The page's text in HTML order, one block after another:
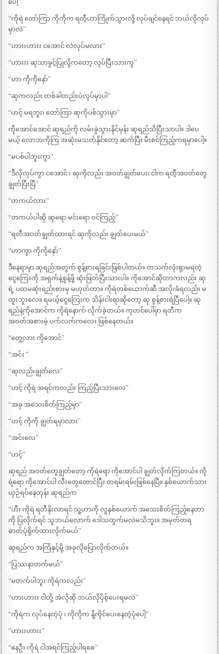
ပေါ့”
“ကိုရဲ တော်ကြာ ကိုကိုက ရတီ့ဟာကြိုက်သွားလို့ လုပ်ချင်နေရင် ဘယ်လိုလုပ်
မှာလဲ”
“ဟားးဟားး ငအောင် လဲလုပ်မလား”
“ဟားးး ဆုသာခွင့်ပြုလို့ကတော့ လုပ်ပြီးသားကွ”
“ဟာ ကိုကိုနော်”
“ဆုကလည်း တစ်ခါတည်းပဲလုပ်မှာပါ”
“ဟင့် မရဘူး၊ တော်ကြာ ဆုကိုပစ်သွားမှာ”
ကိုအောင်အောင် ဆုရည်ကို လမ်းခွဲသွားနိုင်မှန်း ဆုရည်သိပြီးသာပါ။ ဒါပေ
မယ့် လောဘကိုကြ အဆုံးမသတ်နိုင်တော့ ဆက်ပြီး မီးစင်ကြည့်ကရမှာပေါ့။
“မပစ်ပါဘူးကွာ”
“ဒီလိုလုပ်ကွာ ငအောင် ၊ ဆုကိုလည်း အဝတ်ချွတ်ပေး၊ ငါက ရတီ့အဝတ်တွေ
ချွတ်ပြီးပြီ”
“တကယ်လား”
“တကယ်ပါဆို ဆုရော မင်းရော ဝင်ကြည့်”
“ရတီအဝတ်ချွတ်ထားရင် ဆုကိုလည်း ချွတ်ပေးမယ်”
“ဟာကွာ ကိုကိုနော်”
ဒီနေရာမှာ ဆုရည်အတွက် စွန့်စားရခြင်းဖြစ်ပါတယ်။ တသက်လုံးရှာမရတဲ့
ငွေကြေးကို အရှက်နဲ့စွန့်ဖို့ ဆုံးဖြတ်ပြီးသားပါ။ ကိုအောင်ဆိုတာကလည်း ဆု
ရဲ့ ပထမဆုံးရည်းစားမှ မဟုတ်တာ။ ကိုရဲတစ်ယောက်ဆီ အလိုးခံရလည်း မ
ထူးဘူးလေ။ ရမယ့်ငွေကြေးက သိန်းငါးရာဆိုတော့ ဆု စွန့်စားရဲပြီပေါ့။ ဆု
ရည်နဲ့ကိုအောင်က ကိုရဲနောက် လိုက်ခဲ့တယ်။ ကုတင်ပေါ်မှာ ရတီက
အဝတ်အစားမဲ့ ပက်လက်ကလေး ဖြစ်နေတယ်။
“တွေ့လား ကိုအောင်”
“အင်း ”
“ဆုလည်းချွတ်လေ”
“ဟင့် ကိုရဲ အရင်ကလည်း ကြည့်ပြီးသားလေ”
“အခု အသေးစိတ်ကြည့်မှာ”
“ဟင့် ကိုကို ချွတ်ရမှာလား”
“အင်းလေ”
“ဟင့်”
ဆုရည် အဝတ်တွေချွတ်တော့ ကိုရဲရော ကိုအောင်ပါ ချွတ်လိုက်ကြတယ်။ ကို
ရဲရော ကိုအောင်ပါ လီးတွေတောင်ပြီး တရမ်းရမ်းဖြစ်နေပြီ။ နှစ်ယောက်သား
ယှဉ်ရပ်နေတုန်း ဆုရည်က
“ဟီး ကိုရဲ ရတီနိုးလာရင် သူ့ဟာကို လူနှစ်ယောက် အသေးစိတ်ကြည့်နေတာ
ကို ပြလိုက်ရင် သူဘယ်လောက် ဒေါသထွက်မလဲမသိဘူး။ အမှတ်တရ
ဓာတ်ပုံရိုက်ထားလိုက်မယ်”
ဆုရည်က အကြံနှင့်မို့ အခုလိုပြောလိုက်တယ်။
“ပြဿနာတက်မယ်”
“မတက်ပါဘူး ကိုရဲကလည်း”
“ဟားဟားး ငါတို့ အဲလိုဆို ဘယ်လိုပိုစ့်ပေးရမလဲ”
“ကိုရဲက လုပ်နေတဲ့ပုံ ၊ ကိုကိုက နို့ကိုင်ပေးနေတဲ့ပုံပေါ့”
“ဟားးဟားး”
“နေဦး ကိုရဲ ငါအရင်ကြည့်ပါရစေ”